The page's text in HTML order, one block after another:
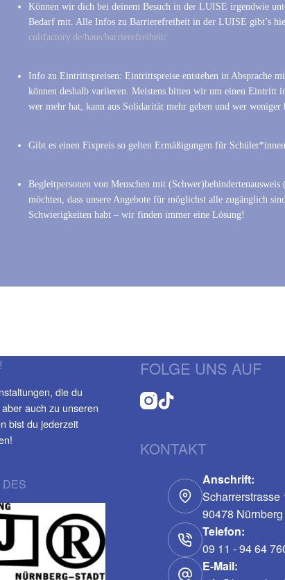
Können wir dich bei deinem Besuch in der LUISE irgendwie
Bedarf mit. Alle Infos zu Barrierefreiheit in der LUISE gibt’s
cultfactory.de/haus/barrierefreiheit/
Info zu Eintrittspreisen: Eintrittspreise entstehen in Absprache
können deshalb variieren. Meistens bitten wir um einen Eintritt
wer mehr hat, kann aus Solidarität mehr geben und wer weniger
Gibt es einen Fixpreis so gelten Ermäßigungen für
Begleitpersonen von Menschen mit
möchten, dass unsere Angebote für möglichst alle zugänglich
Schwierigkeiten habt – wir finden immer eine Lösung!
die du
auch zu unseren
bist du jederzeit
FOLGE UNS AUF
KONTAKT
Anschrift:
Scharrerstrasse
90478 Nürnberg
Telefon:
09 11 - 94 64
E-Mail: